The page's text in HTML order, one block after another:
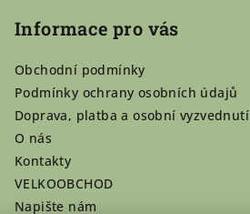
Informace pro vás
Obchodní podmínky
Podmínky ochrany osobních údajů
Doprava, platba a osobní vyzvednutí
O nás
Kontakty
VELKOOBCHOD
Napište nám